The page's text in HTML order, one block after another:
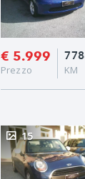
€ 5.999
Prezzo KM
15